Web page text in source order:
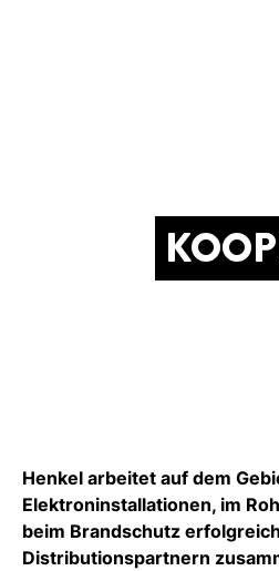
Henkel arbeitet auf dem
Elektroninstallationen, im
beim Brandschutz
Distributionspartnern